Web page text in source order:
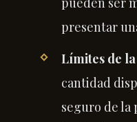
presentar
Límites de
cantidad
seguro de la